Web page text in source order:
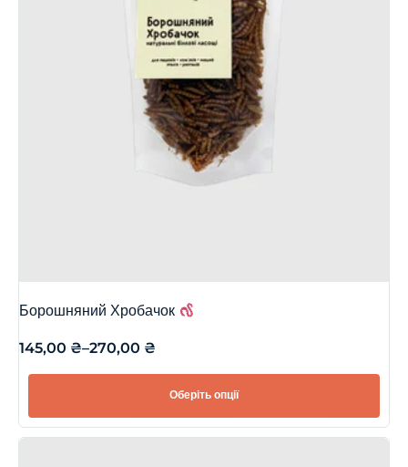
Борошняний Хробачок
145,00 ₴–270,00 ₴
Оберіть опції